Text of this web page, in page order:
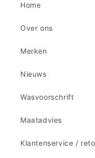
Home
Over ons
Merken
Nieuws
Wasvoorschrift
Maatadvies
Klantenservice /